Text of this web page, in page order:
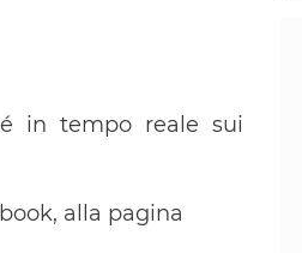
in tempo reale sui
alla pagina